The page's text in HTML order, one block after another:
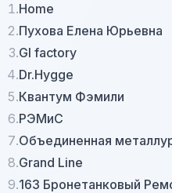
1.Home
2.Пухова Елена Юрьевна
3.Gl factory
4.Dr.Hygge
5.Квантум Фэмили
6.РЭМиС
7.Объединенная
8.Grand Line
9.163 Бронетанковый